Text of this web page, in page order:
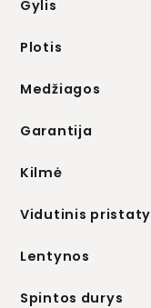
Gylis
Plotis
Medžiagos
Garantija
Kilmė
Vidutinis
Lentynos
Spintos durys